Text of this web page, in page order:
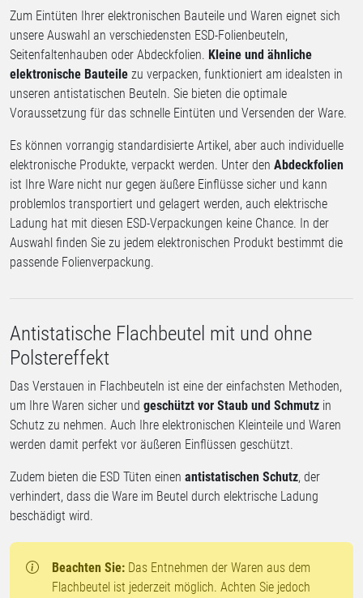
Zum Eintüten Ihrer elektronischen Bauteile und Waren eignet sich
unsere Auswahl an verschiedensten ESD-Folienbeuteln,
Seitenfaltenhauben oder Abdeckfolien. Kleine und ähnliche
elektronische Bauteile zu verpacken, funktioniert am idealsten in
unseren antistatischen Beuteln. Sie bieten die optimale
Voraussetzung für das schnelle Eintüten und Versenden der Ware.
Es können vorrangig standardisierte Artikel, aber auch individuelle
elektronische Produkte, verpackt werden. Unter den Abdeckfolien
ist Ihre Ware nicht nur gegen äußere Einflüsse sicher und kann
problemlos transportiert und gelagert werden, auch elektrische
Ladung hat mit diesen ESD-Verpackungen keine Chance. In der
Auswahl finden Sie zu jedem elektronischen Produkt bestimmt die
passende Folienverpackung.
Antistatische Flachbeutel mit und ohne
Polstereffekt
Das Verstauen in Flachbeuteln ist eine der einfachsten Methoden,
um Ihre Waren sicher und geschützt vor Staub und Schmutz in
Schutz zu nehmen. Auch Ihre elektronischen Kleinteile und Waren
werden damit perfekt vor äußeren Einflüssen geschützt.
Zudem bieten die ESD Tüten einen antistatischen Schutz, der
verhindert, dass die Ware im Beutel durch elektrische Ladung
beschädigt wird.
Beachten Sie: Das Entnehmen der Waren aus dem
Flachbeutel ist jederzeit möglich. Achten Sie jedoch